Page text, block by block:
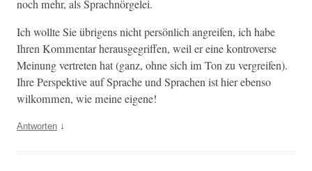
noch mehr, als Sprachnörgelei.
Ich wollte Sie übri­gens nicht per­sön­lich angreifen, ich habe
Ihren Kom­men­tar her­aus­ge­grif­f­en, weil er eine kon­tro­verse
Mei­n­ung vertreten hat (ganz, ohne sich im Ton zu ver­greifen).
Ihre Per­spek­tive auf Sprache und Sprachen ist hier eben­so
wilkom­men, wie meine eigene!
Antworten ↓